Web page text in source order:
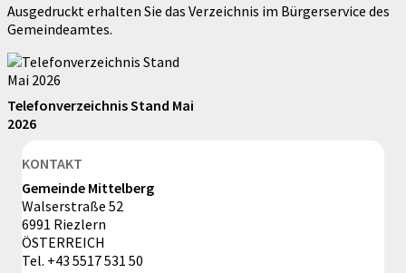
Ausgedruckt erhalten Sie das Verzeichnis im Bürgerservice des
Gemeindeamtes.
Telefonverzeichnis Stand Mai
2026
KONTAKT
Gemeinde Mittelberg
Walserstraße 52
6991 Riezlern
ÖSTERREICH
Tel. +43 5517 531 50